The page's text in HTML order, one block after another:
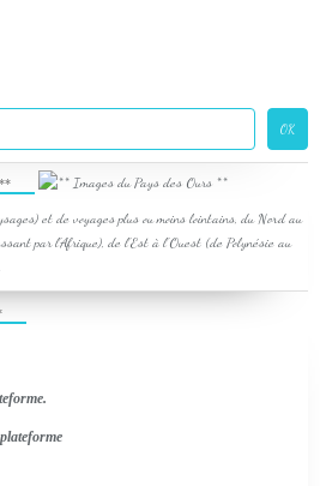
et de voyages plus ou moins lointains, du Nord au
par l'Afrique), de l'Est à l'Ouest (de Polynésie au